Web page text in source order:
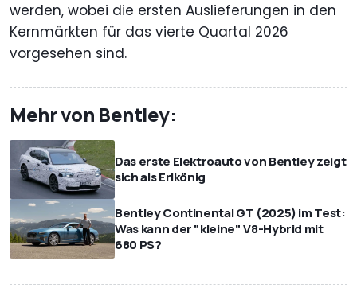
werden, wobei die ersten Auslieferungen in den
Kernmärkten für das vierte Quartal 2026
vorgesehen sind.
Mehr von Bentley:
Das erste Elektroauto von Bentley zeigt
sich als Erlkönig
Bentley Continental GT (2025) im Test:
Was kann der "kleine" V8-Hybrid mit
680 PS?